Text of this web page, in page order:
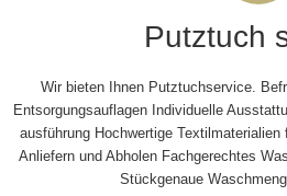
Putztuch
Wir bieten Ihnen Putztuchservice.
Entsorgungsauflagen Individuelle
ausführung Hochwertige
Anliefern und Abholen Fachgerechtes
Stückgenaue